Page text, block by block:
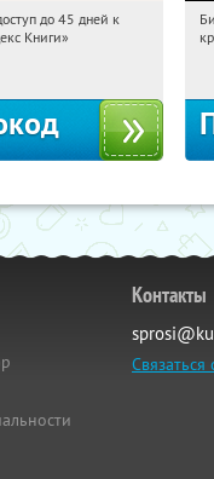
Получи первым!
до 45 дней к
Книги»
Контакты
Связаться